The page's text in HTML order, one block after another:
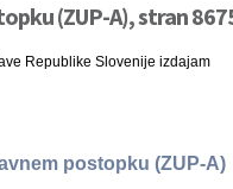
(ZUP-A), stran
Republike Slovenije izdajam
postopku (ZUP-A)